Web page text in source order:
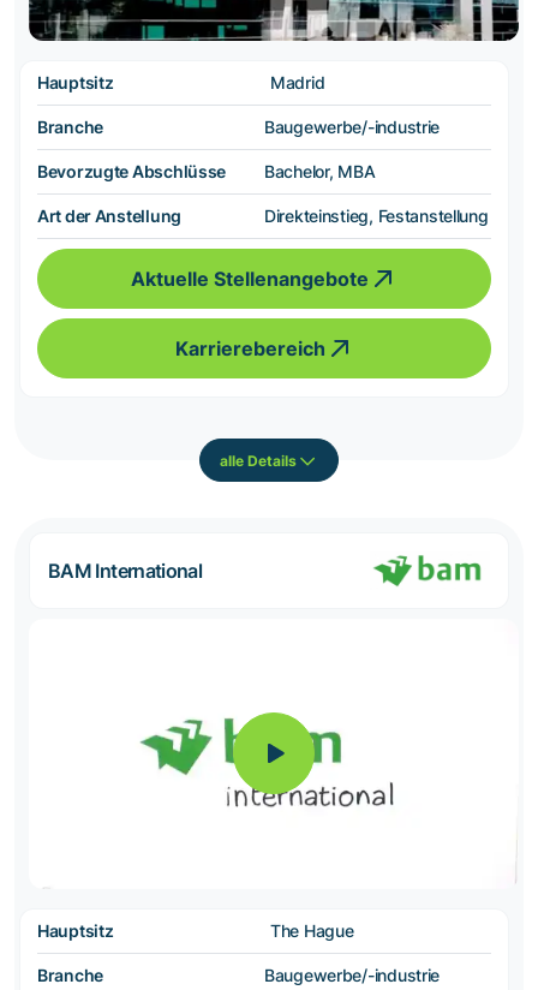
Hauptsitz Madrid
Branche Baugewerbe/-industrie
Bevorzugte Abschlüsse Bachelor, MBA
Art der Anstellung Direkteinstieg, Festanstellung
Aktuelle Stellenangebote
Karrierebereich
alle Details
BAM International
Hauptsitz The Hague
Branche Baugewerbe/-industrie